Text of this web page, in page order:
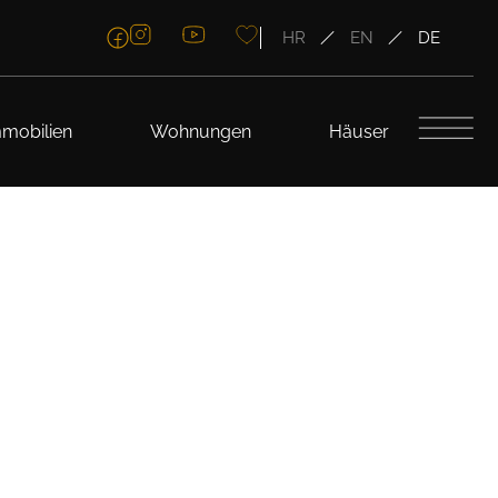
HR EN DE
Wohnungen Häuser